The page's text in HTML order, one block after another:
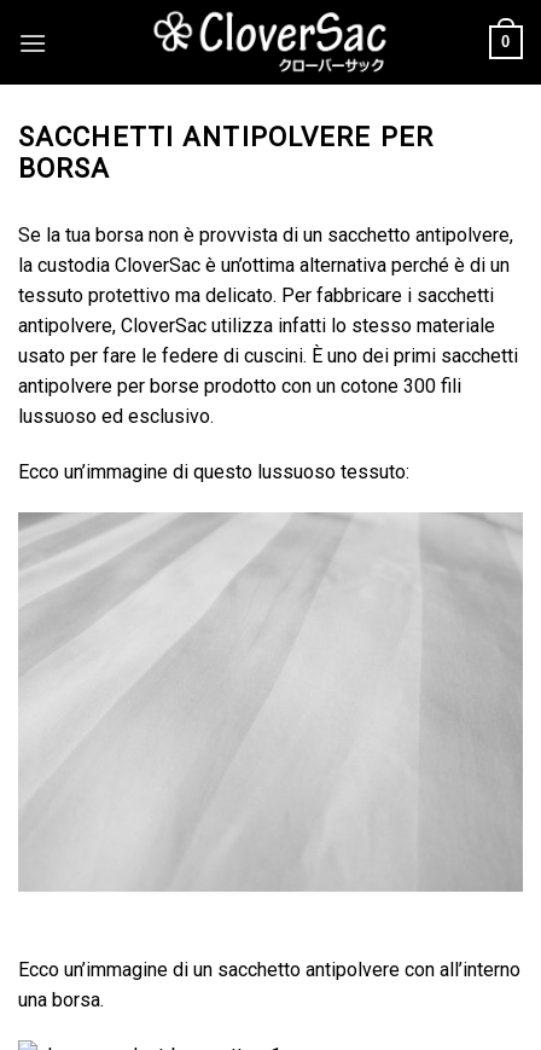
0
SACCHETTI ANTIPOLVERE PER
BORSA
Se la tua borsa non è provvista di un sacchetto antipolvere,
la custodia CloverSac è un’ottima alternativa perché è di un
tessuto protettivo ma delicato. Per fabbricare i sacchetti
antipolvere, CloverSac utilizza infatti lo stesso materiale
usato per fare le federe di cuscini. È uno dei primi sacchetti
antipolvere per borse prodotto con un cotone 300 fili
lussuoso ed esclusivo.
Ecco un’immagine di questo lussuoso tessuto:
Ecco un’immagine di un sacchetto antipolvere con all’interno
una borsa.